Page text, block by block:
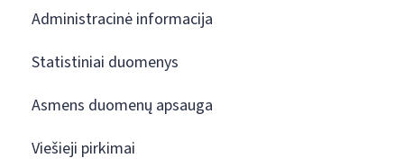
Administracinė informacija
Statistiniai duomenys
Asmens duomenų apsauga
Viešieji pirkimai